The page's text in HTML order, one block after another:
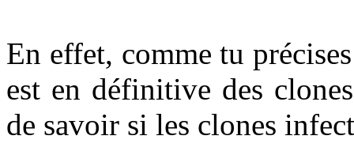
En effet, comme tu
est en définitive des
de savoir si les clones